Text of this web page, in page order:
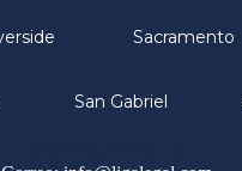
Sacramento
San Gabriel